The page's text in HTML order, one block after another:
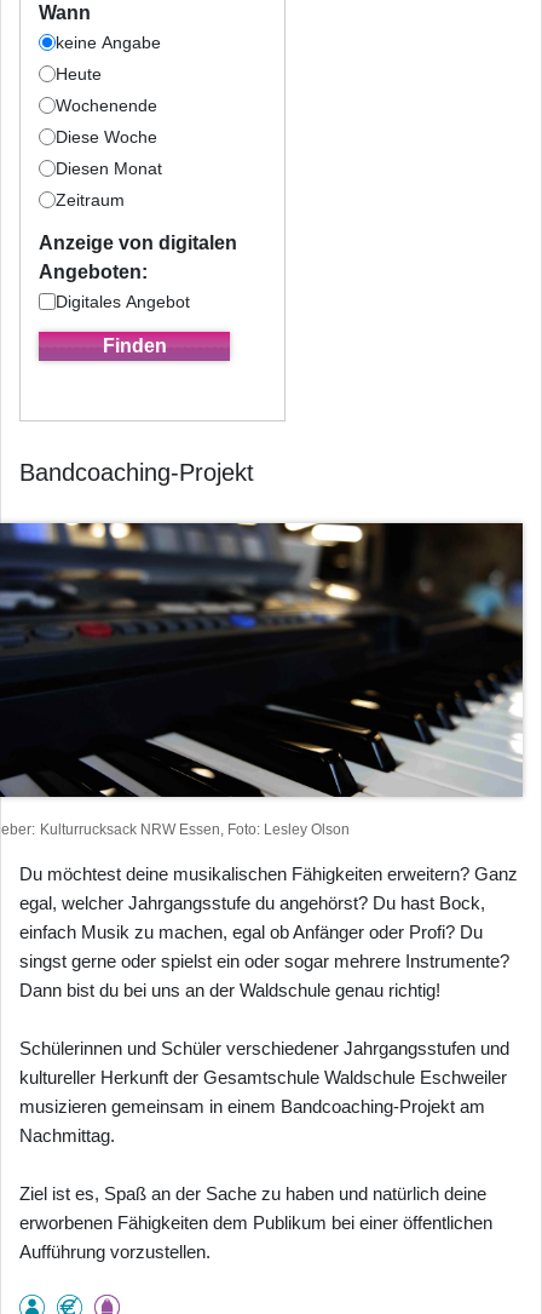
Wann
keine Angabe
Heute
Wochenende
Diese Woche
Diesen Monat
Zeitraum
Anzeige von digitalen
Angeboten:
Digitales Angebot
Bandcoaching-Projekt
Kulturrucksack NRW Essen, Foto: Lesley Olson
Du möchtest deine musikalischen Fähigkeiten erweitern? Ganz
egal, welcher Jahrgangsstufe du angehörst? Du hast Bock,
einfach Musik zu machen, egal ob Anfänger oder Profi? Du
singst gerne oder spielst ein oder sogar mehrere Instrumente?
Dann bist du bei uns an der Waldschule genau richtig!
Schülerinnen und Schüler verschiedener Jahrgangsstufen und
kultureller Herkunft der Gesamtschule Waldschule Eschweiler
musizieren gemeinsam in einem Bandcoaching-Projekt am
Nachmittag.
Ziel ist es, Spaß an der Sache zu haben und natürlich deine
erworbenen Fähigkeiten dem Publikum bei einer öffentlichen
Aufführung vorzustellen.